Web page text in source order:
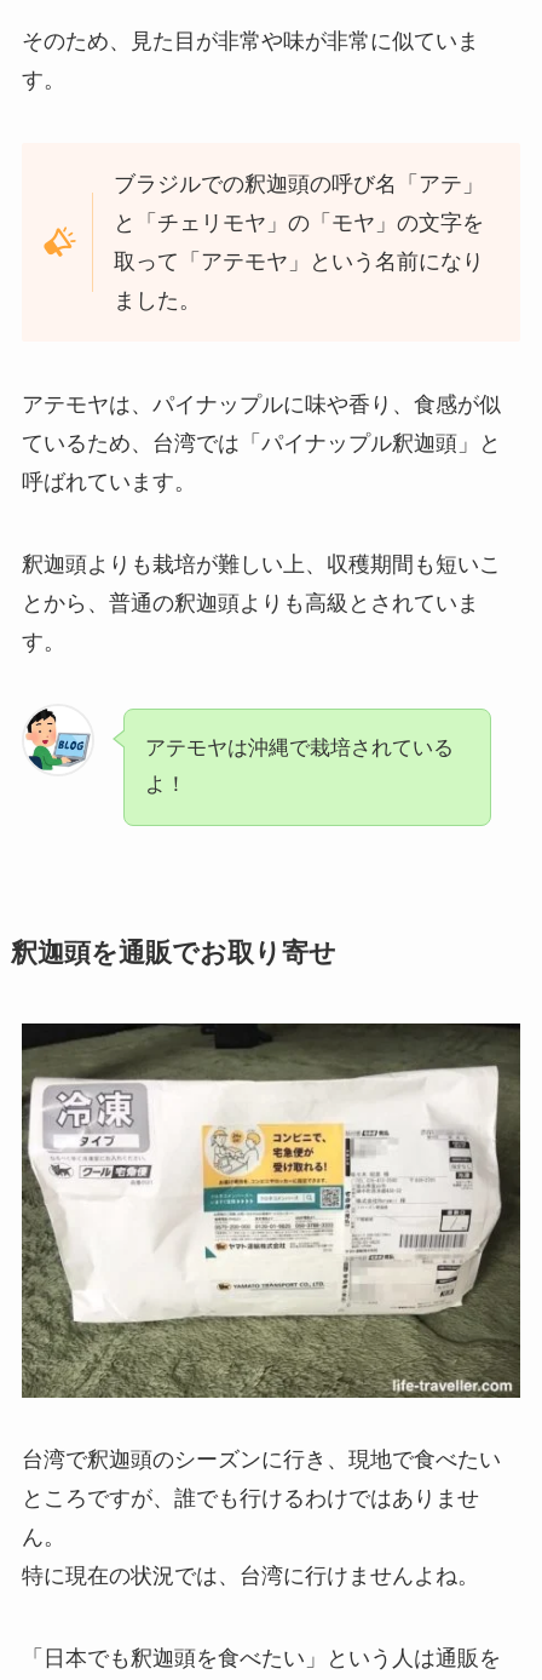
そのため、見た目が非常や味が非常に似ていま
す。
ブラジルでの釈迦頭の呼び名「アテ」
と「チェリモヤ」の「モヤ」の文字を
取って「アテモヤ」という名前になり
ました。
アテモヤは、パイナップルに味や香り、食感が似
ているため、台湾では「パイナップル釈迦頭」と
呼ばれています。
釈迦頭よりも栽培が難しい上、収穫期間も短いこ
とから、普通の釈迦頭よりも高級とされていま
す。
アテモヤは沖縄で栽培されている
よ！
釈迦頭を通販でお取り寄せ
台湾で釈迦頭のシーズンに行き、現地で食べたい
ところですが、誰でも行けるわけではありませ
ん。
特に現在の状況では、台湾に行けませんよね。
「日本でも釈迦頭を食べたい」という人は通販を